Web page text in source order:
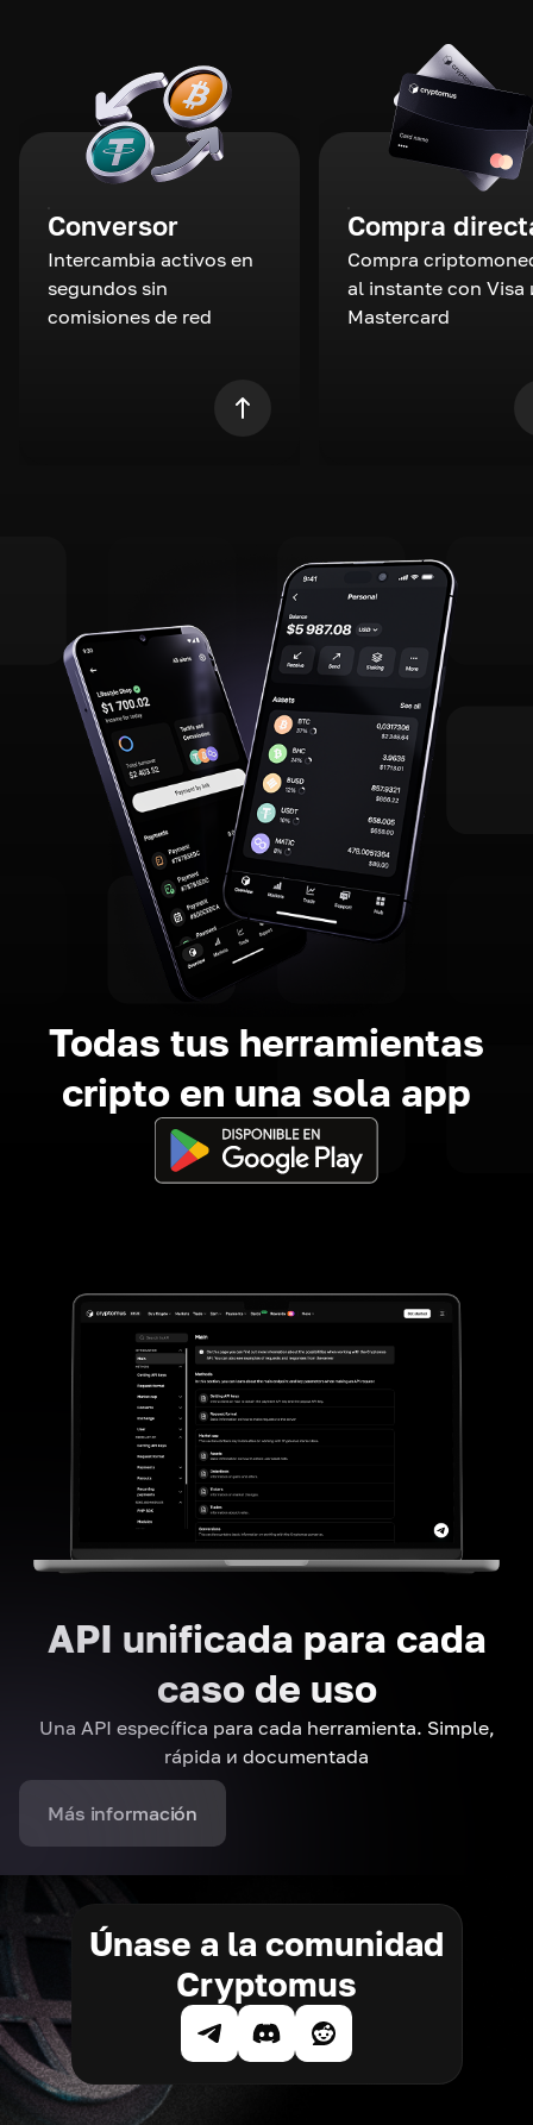
Conversor
Intercambia activos en
segundos sin
comisiones de red
Compra
Compra
al instante con Visa
Mastercard
Todas tus herramientas
cripto en una sola app
API unificada para cada
caso de uso
Una API específica para cada herramienta. Simple,
rápida и documentada
Más información
Únase a la comunidad
Cryptomus